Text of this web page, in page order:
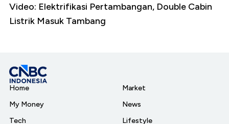
Video: Elektrifikasi Pertambangan, Double Cabin
Listrik Masuk Tambang
Home
My Money
Tech
Market
News
Lifestyle